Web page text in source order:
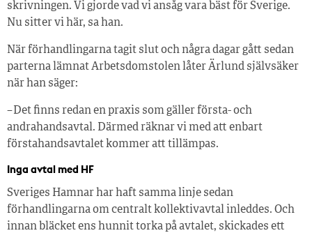
skrivningen. Vi gjorde vad vi ansåg vara bäst för Sverige.
Nu sitter vi här, sa han.
När förhandlingarna tagit slut och några dagar gått sedan
parterna lämnat Arbetsdomstolen låter Ärlund självsäker
när han säger:
– Det finns redan en praxis som gäller första- och
andrahandsavtal. Därmed räknar vi med att enbart
förstahandsavtalet kommer att tillämpas.
Inga avtal med HF
Sveriges Hamnar har haft samma linje sedan
förhandlingarna om centralt kollektivavtal inleddes. Och
innan bläcket ens hunnit torka på avtalet, skickades ett